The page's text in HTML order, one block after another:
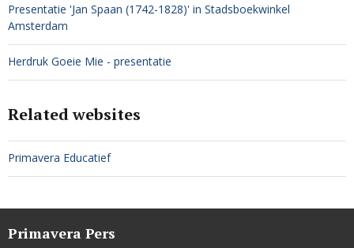
Presentatie 'Jan Spaan (1742-1828)' in Stadsboekwinkel
Amsterdam
Herdruk Goeie Mie - presentatie
Related websites
Primavera Educatief
Primavera Pers